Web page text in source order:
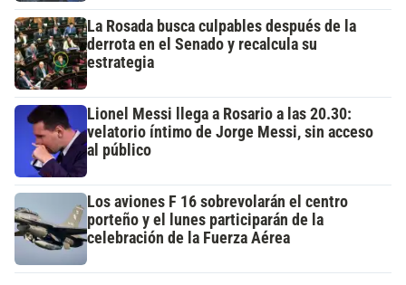
La Rosada busca culpables después de la
derrota en el Senado y recalcula su
estrategia
Lionel Messi llega a Rosario a las 20.30:
velatorio íntimo de Jorge Messi, sin acceso
al público
Los aviones F 16 sobrevolarán el centro
porteño y el lunes participarán de la
celebración de la Fuerza Aérea